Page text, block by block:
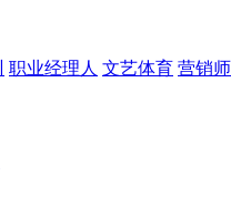
职业经理人 文艺体育 营销